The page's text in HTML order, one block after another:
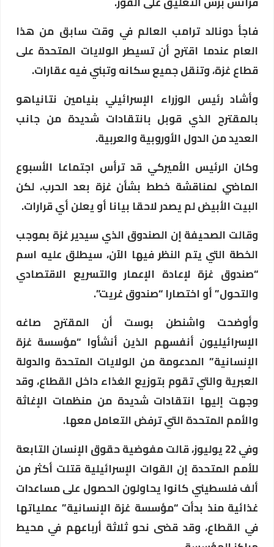
فاجأ دونالد ترامب العالم في وقت سابق من هذا
العام عندما اقترح أن تسيطر الولايات المتحدة على
قطاع غزة، وتنقل جميع سكانه وتبني فيه عقارات.
وأشاد رئيس الوزراء الإسرائيلي بنيامين نتانياهو
بالمقترح الذي قوبل بانتقادات شديدة من جانب
العديد من الدول الأوروبية والعربية.
وكان الرئيس الأميركي قد ترأس اجتماعا الأسبوع
الماضي لمناقشة خطط بشأن غزة بعد الحرب، لكن
البيت الأبيض لم يصدر لاحقا بيانا أو يعلن أي قرارات.
وقالت الصحيفة إن الصندوق الذي سيدير غزة بموجب
الخطة التي يتم النظر فيها الآن، سيطلق عليه اسم
“صندوق غزة لإعادة الإعمار والتسريع الاقتصادي
والتحول” أو اختصارا “صندوق غريت”.
وأوضحت واشنطن بوست أن المقترح صاغه
الإسرائيليون أنفسهم الذين أنشأوا “مؤسسة غزة
الإنسانية” المدعومة من الولايات المتحدة والدولة
العبرية والتي تقوم بتوزيع الغذاء داخل القطاع، وقد
وجهت إليها انتقادات شديدة من منظمات الإغاثة
والأمم المتحدة التي ترفض التعامل معها.
وفي 22 يوليوز، قالت مفوضية حقوق الإنسان التابعة
للأمم المتحدة إن القوات الإسرائيلية قتلت أكثر من
ألف فلسطيني كانوا يحاولون الحصول على مساعدات
غذائية منذ بدأت “مؤسسة غزة الإنسانية” عملياتها
في القطاع، وقد قضى نحو ثلاثة أرباعهم في محيط